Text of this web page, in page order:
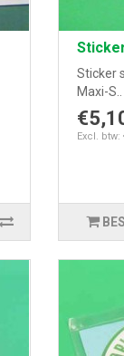
Sticker
Maxi-S..
Excl. btw: